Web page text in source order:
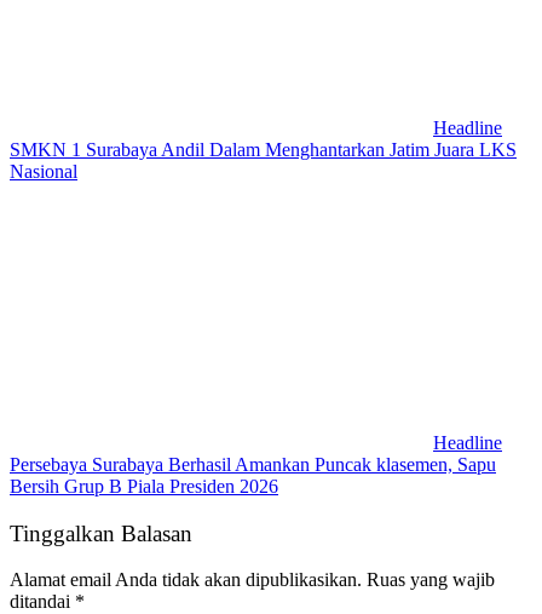
Headline
SMKN 1 Surabaya Andil Dalam Menghantarkan Jatim Juara LKS
Nasional
Headline
Persebaya Surabaya Berhasil Amankan Puncak klasemen, Sapu
Bersih Grup B Piala Presiden 2026
Tinggalkan Balasan
Alamat email Anda tidak akan dipublikasikan. Ruas yang wajib
ditandai *